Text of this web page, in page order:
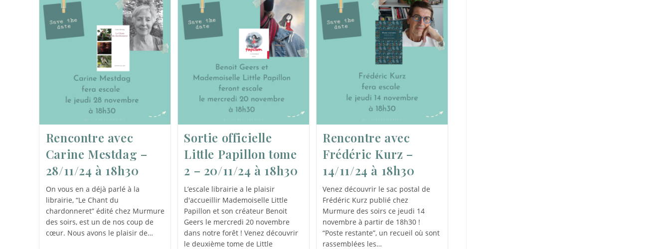
Rencontre avec
Carine Mestdag –
28/11/24 à 18h30
On vous en a déjà parlé à la
librairie, “Le Chant du
chardonneret” édité chez Murmure
des soirs, est un de nos coup de
cœur. Nous avons le plaisir de…
Sortie officielle
Little Papillon tome
2 – 20/11/24 à 18h30
L’escale librairie a le plaisir
d'accueillir Mademoiselle Little
Papillon et son créateur Benoit
Geers le mercredi 20 novembre
dans notre forêt ! Venez découvrir
le deuxième tome de Little
Rencontre avec
Frédéric Kurz –
14/11/24 à 18h30
Venez découvrir le sac postal de
Frédéric Kurz publié chez
Murmure des soirs ce jeudi 14
novembre à partir de 18h30 !
“Poste restante”, un recueil où sont
rassemblées les…